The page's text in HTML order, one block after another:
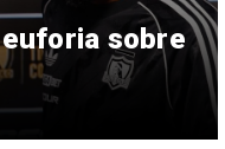
sobre